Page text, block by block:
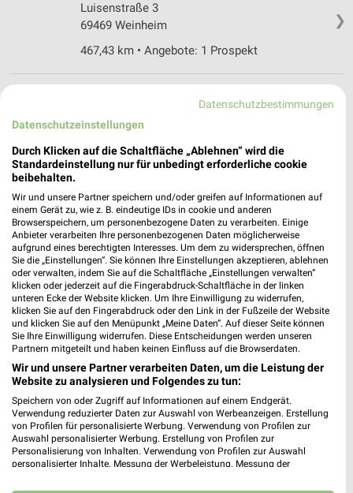
❯
Luisenstraße 3
69469 Weinheim
467,43 km • Angebote: 1 Prospekt
Denns BioMarkt Weinheim
69469 Weinheim
Heute 08:00 - 20:00 Uhr | Geschlossen
Denns BioMarkt Schwetzingen
Scheffelstr. 67
68723 Schwetzingen
Heute 08:00 - 20:00 Uhr | Geschlossen
485,51 km • Angebote: 1 Prospekt
BioMarkt Wiesloch
Ringstraße 21
69168 Wiesloch
Heute 09:00 - 16:00 Uhr | Geschlossen
487,25 km • Angebote: 1 Prospekt
Datenschutzbestimmungen
Datenschutzeinstellungen
Durch Klicken auf die Schaltfläche „Ablehnen“ wird die
Standardeinstellung nur für unbedingt erforderliche cookie
beibehalten.
Wir und unsere Partner speichern und/oder greifen auf Informationen auf
einem Gerät zu, wie z. B. eindeutige IDs in cookie und anderen
Browserspeichern, um personenbezogene Daten zu verarbeiten. Einige
Anbieter verarbeiten Ihre personenbezogenen Daten möglicherweise
aufgrund eines berechtigten Interesses. Um dem zu widersprechen, öffnen
Sie die „Einstellungen“. Sie können Ihre Einstellungen akzeptieren, ablehnen
oder verwalten, indem Sie auf die Schaltfläche „Einstellungen verwalten“
klicken oder jederzeit auf die Fingerabdruck-Schaltfläche in der linken
unteren Ecke der Website klicken. Um Ihre Einwilligung zu widerrufen,
klicken Sie auf den Fingerabdruck oder den Link in der Fußzeile der Website
und klicken Sie auf den Menüpunkt „Meine Daten“. Auf dieser Seite können
Sie Ihre Einwilligung widerrufen. Diese Entscheidungen werden unseren
Partnern mitgeteilt und haben keinen Einfluss auf die Browserdaten.
Wir und unsere Partner verarbeiten Daten, um die Leistung der
Website zu analysieren und Folgendes zu tun:
Speichern von oder Zugriff auf Informationen auf einem Endgerät.
Verwendung reduzierter Daten zur Auswahl von Werbeanzeigen. Erstellung
von Profilen für personalisierte Werbung. Verwendung von Profilen zur
Auswahl personalisierter Werbung. Erstellung von Profilen zur
Personalisierung von Inhalten. Verwendung von Profilen zur Auswahl
personalisierter Inhalte. Messung der Werbeleistung. Messung der
Kombinationen von Daten aus verschiedenen Quellen. Entwicklung und